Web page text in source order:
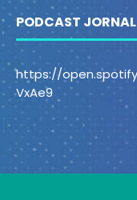
PODCAST
https://
VxAe9